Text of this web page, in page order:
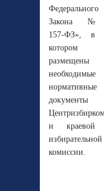
Федерального
Закона №
157-ФЗ», в
котором
размещены
необходимые
нормативные
документы
и краевой
избирательной
комиссии.